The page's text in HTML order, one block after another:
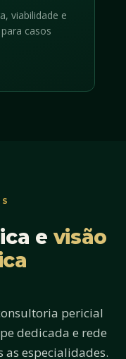
viabilidade e
casos
evisão
pericial
dedicada e rede
as especialidades.